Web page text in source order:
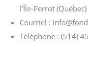
l’Île-Perrot
Courriel :
Téléphone : (514)